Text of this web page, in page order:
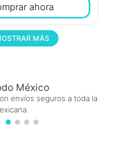
ahora
MÁS
México
envíos seguros a toda la